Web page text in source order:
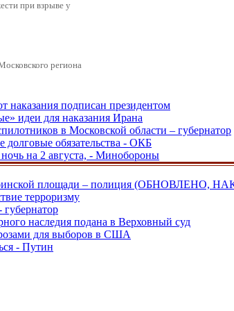
при взрыве у
региона
наказания подписан президентом
идеи для наказания Ирана
в Московской области – губернатор
долговые обязательства - ОКБ
на 2 августа, - Минобороны
площади – полиция (ОБНОВЛЕНО,
терроризму
наследия подана в Верховный суд
для выборов в США
- Путин